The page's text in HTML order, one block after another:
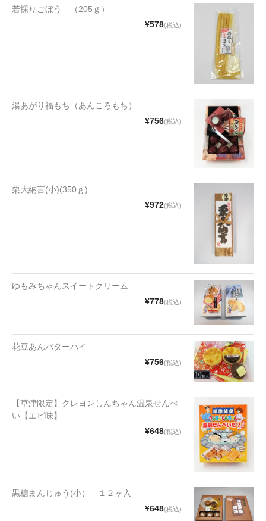
その他
文具・雑貨
衣類
会社情報
若採りごぼう （205ｇ）
¥578(税込)
湯あがり福もち（あんころもち）
¥756(税込)
栗大納言(小)(350ｇ)
¥972(税込)
ゆもみちゃんスイートクリーム
¥778(税込)
花豆あんバターパイ
¥756(税込)
【草津限定】クレヨンしんちゃん温泉せんべ
い【エビ味】
¥648(税込)
黒糖まんじゅう(小） １２ヶ入
¥648(税込)